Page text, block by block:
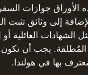
الأوراق جوازات
إلى وثائق تثبت
الشهادات العائلية
يجب أن تكون
بها في هولندا.